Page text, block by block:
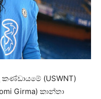
(USWNT)
Girma) කාන්තා